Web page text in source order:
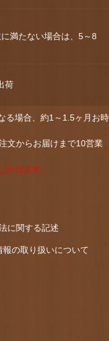
満たない場合は、5～8
荷
る場合、約1～1.5ヶ月お時
文からお届けまで10営業
ねます。
に関する記述
報の取り扱いについて